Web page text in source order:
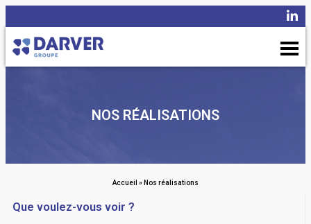
NOS RÉALISATIONS
Accueil » Nos réalisations
Que voulez-vous voir ?